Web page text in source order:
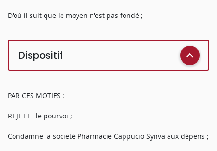
D'où il suit que le moyen n'est pas fondé ;
Dispositif
PAR CES MOTIFS :
REJETTE le pourvoi ;
Condamne la société Pharmacie Cappucio Synva aux dépens ;